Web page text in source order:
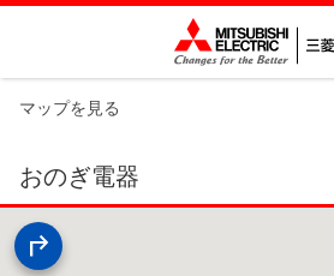
マップを見る
おのぎ電器